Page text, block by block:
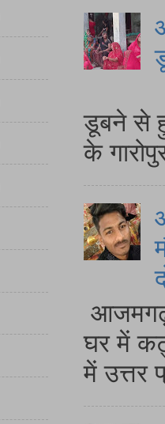
डूबने से
के
घर में
में